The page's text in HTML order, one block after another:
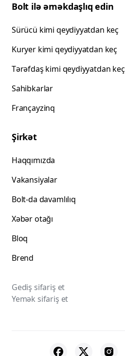
Bolt ilə əməkdaşlıq edin
Sürücü kimi qeydiyyatdan keç
Kuryer kimi qeydiyyatdan keç
Tərəfdaş kimi qeydiyyatdan keç
Sahibkarlar
Françayzinq
Şirkət
Haqqımızda
Vakansiyalar
Bolt-da davamlılıq
Xəbər otağı
Bloq
Brend
Gediş sifariş et
Yemək sifariş et